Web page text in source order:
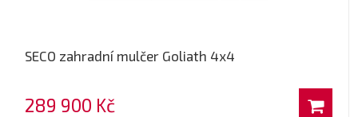
SECO zahradní mulčer Goliath 4x4
289 900 Kč